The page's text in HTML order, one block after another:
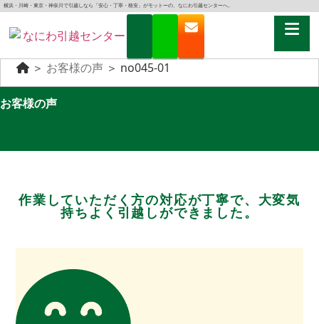
横浜・川崎・東京・神奈川で引越しなら「安心・丁寧・格安」がモットーの、なにわ引越センターへ。
＞ お客様の声 ＞ no045-01
お客様の声
作業していただく方の対応が丁寧で、大変気
持ちよく引越しができました。